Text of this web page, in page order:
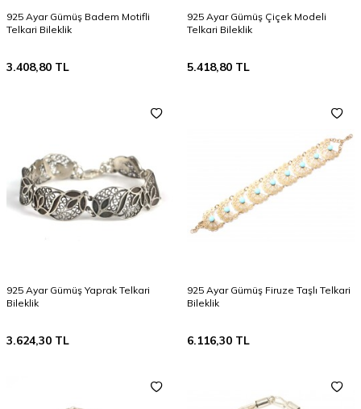
925 Ayar Gümüş Badem Motifli
Telkari Bileklik
3.408,80 TL
925 Ayar Gümüş Çiçek Modeli
Telkari Bileklik
5.418,80 TL
925 Ayar Gümüş Yaprak Telkari
Bileklik
3.624,30 TL
925 Ayar Gümüş Firuze Taşlı Telkari
Bileklik
6.116,30 TL